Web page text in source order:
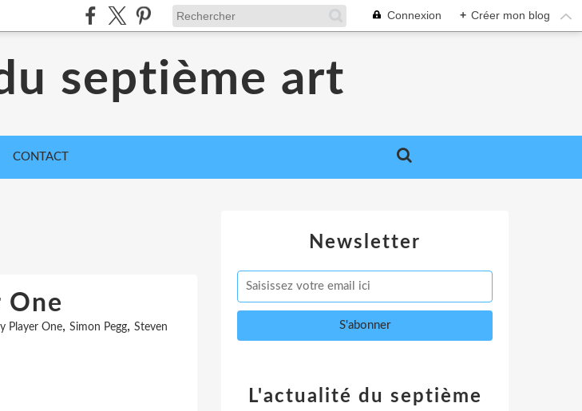
Connexion + Créer mon blog
septième art
CONTACT
One
Player One, Simon Pegg, Steven
Newsletter
L'actualité du septième